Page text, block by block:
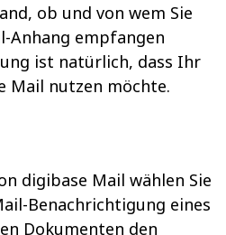
ob und von wem Sie
Anhang empfangen
ist natürlich, dass Ihr
Mail nutzen möchte.
digibase Mail wählen Sie
Benachrichtigung eines
Dokumenten den